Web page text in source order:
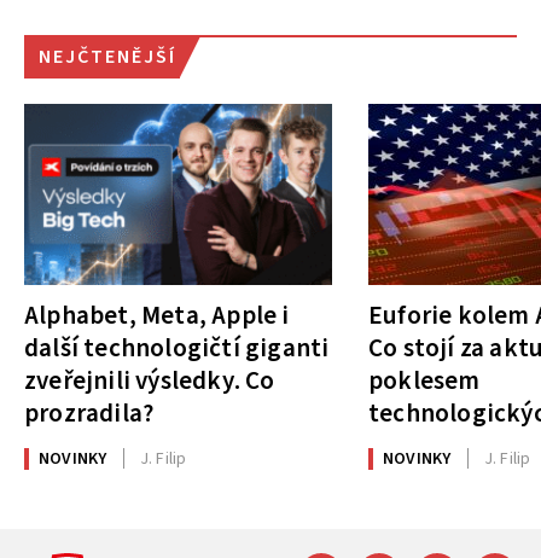
NEJČTENĚJŠÍ
Alphabet, Meta, Apple i
další technologičtí giganti
zveřejnili výsledky. Co
prozradila?
NOVINKY J. Filip
Euforie kolem
Co stojí za
poklesem
NOVINKY J. Filip